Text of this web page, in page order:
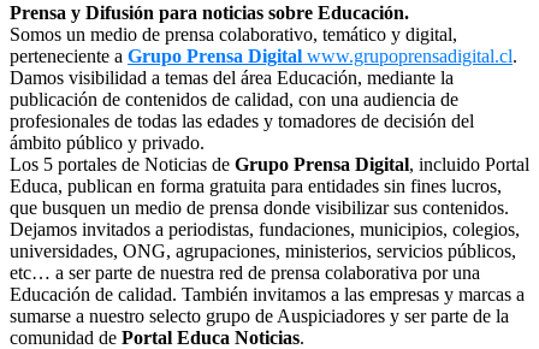
Prensa y Difusión para noticias sobre Educación.
Somos un medio de prensa colaborativo, temático y digital,
perteneciente a Grupo Prensa Digital www.grupoprensadigital.cl.
Damos visibilidad a temas del área Educación, mediante la
publicación de contenidos de calidad, con una audiencia de
profesionales de todas las edades y tomadores de decisión del
ámbito público y privado.
Los 5 portales de Noticias de Grupo Prensa Digital, incluido Portal
Educa, publican en forma gratuita para entidades sin fines lucros,
que busquen un medio de prensa donde visibilizar sus contenidos.
Dejamos invitados a periodistas, fundaciones, municipios, colegios,
universidades, ONG, agrupaciones, ministerios, servicios públicos,
etc… a ser parte de nuestra red de prensa colaborativa por una
Educación de calidad. También invitamos a las empresas y marcas a
sumarse a nuestro selecto grupo de Auspiciadores y ser parte de la
comunidad de Portal Educa Noticias.